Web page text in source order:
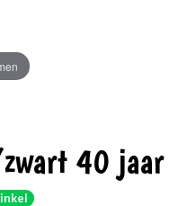
40 jaar